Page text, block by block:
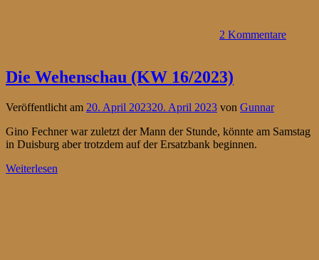
2 Kommentare
Die Wehenschau (KW 16/2023)
Veröffentlicht am 20. April 202320. April 2023 von Gunnar
Gino Fechner war zuletzt der Mann der Stunde, könnte am Samstag
in Duisburg aber trotzdem auf der Ersatzbank beginnen.
Weiterlesen